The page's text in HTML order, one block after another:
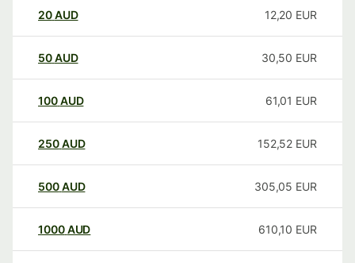
20AUD 12,20 EUR
50AUD 30,50 EUR
100AUD 61,01 EUR
250AUD 152,52 EUR
500AUD 305,05 EUR
1000AUD 610,10 EUR